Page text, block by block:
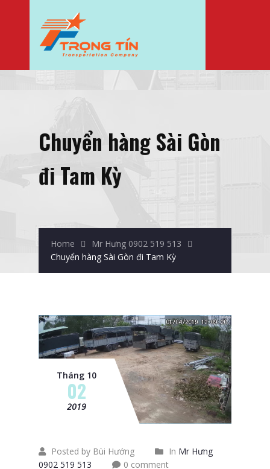
Chuyển hàng Sài Gòn
đi Tam Kỳ
Home
Mr Hưng 0902 519 513
Chuyển hàng Sài Gòn đi Tam Kỳ
Tháng 10
02
2019
Posted by Bùi Hướng In Mr Hưng
0902 519 513
0 comment